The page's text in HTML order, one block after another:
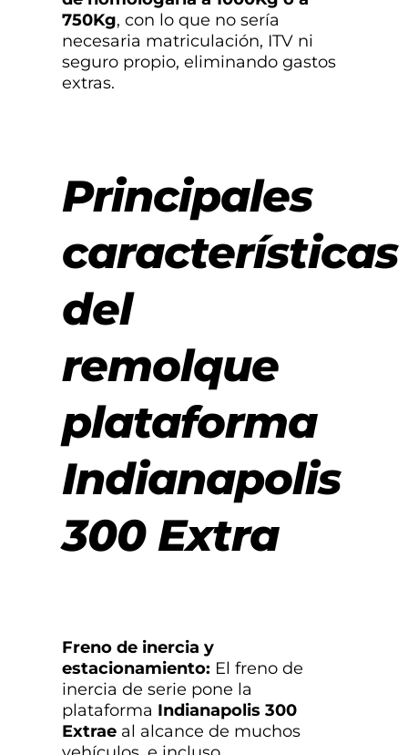
750Kg, con lo que no sería
necesaria matriculación, ITV ni
seguro propio, eliminando gastos
extras.
Principales
características
del
remolque
plataforma
Indianapolis
300 Extra
Freno de inercia y
estacionamiento: El freno de
inercia de serie pone la
plataforma Indianapolis 300
Extrae al alcance de muchos